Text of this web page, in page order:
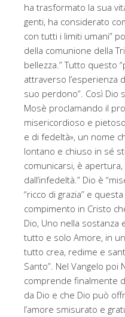
ha trasformato la sua
genti, ha considerato
con tutti i limiti umani”
della comunione della
bellezza.” Tutto questo
attraverso l’esperienza
suo perdono”. Così Dio
Mosè proclamando il
misericordioso e
e di fedeltà», un nome
lontano e chiuso in sé
comunicarsi, è
dall’infedeltà.” Dio è
“ricco di grazia” e
compimento in Cristo
Dio, Uno nella sostanza
tutto e solo Amore, in
tutto crea, redime e
Santo”. Nel Vangelo poi
comprende finalmente
da Dio e che Dio può
l’amore smisurato e